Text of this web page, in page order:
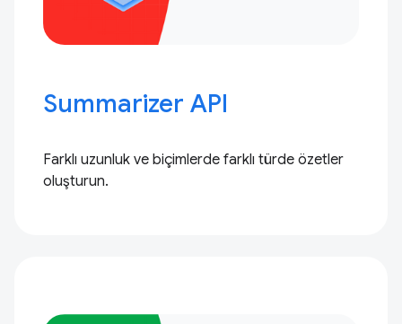
Summarizer API
Farklı uzunluk ve biçimlerde farklı türde özetler
oluşturun.